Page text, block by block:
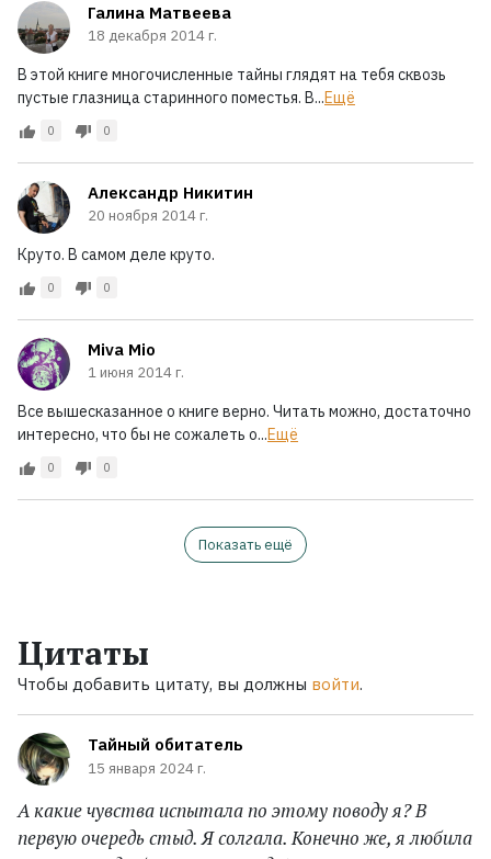
Галина Матвеева
18 декабря 2014 г.
В этой книге многочисленные тайны глядят на тебя сквозь
пустые глазница старинного поместья. В...Ещё
0 0
Александр Никитин
20 ноября 2014 г.
Круто. В самом деле круто.
0 0
Miva Mio
1 июня 2014 г.
Все вышесказанное о книге верно. Читать можно, достаточно
интересно, что бы не сожалеть о...Ещё
0 0
Показать ещё
Цитаты
Чтобы добавить цитату, вы должны войти.
Тайный обитатель
15 января 2024 г.
А какие чувства испытала по этому поводу я? В
первую очередь стыд. Я солгала. Конечно же, я любила